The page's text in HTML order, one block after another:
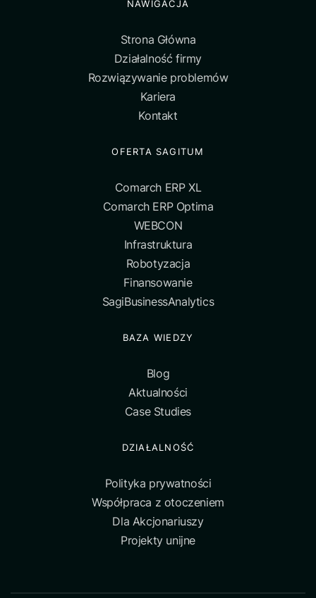
NAWIGACJA
Strona Główna
Działalność firmy
Rozwiązywanie problemów
Kariera
Kontakt
OFERTA SAGITUM
Comarch ERP XL
Comarch ERP Optima
WEBCON
Infrastruktura
Robotyzacja
Finansowanie
SagiBusinessAnalytics
BAZA WIEDZY
Blog
Aktualności
Case Studies
DZIAŁALNOŚĆ
Polityka prywatności
Współpraca z otoczeniem
Dla Akcjonariuszy
Projekty unijne